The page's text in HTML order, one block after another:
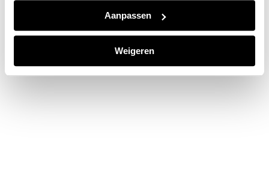
Aanpassen
Weigeren